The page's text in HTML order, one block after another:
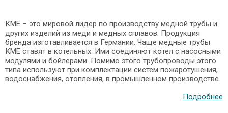
КМЕ – это мировой лидер по производству медной трубы и
других изделий из меди и медных сплавов. Продукция
бренда изготавливается в Германии. Чаще медные трубы
КМЕ ставят в котельных. Ими соединяют котел с насосными
модулями и бойлерами. Помимо этого трубопроводы этого
типа используют при комплектации систем пожаротушения,
водоснабжения, отопления, в промышленном производстве.
Подробнее